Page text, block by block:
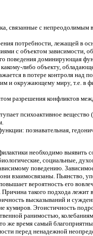
связанные с
потребности, лежащей в
с объектом зависимости,
поведения доминирующая
либо объекту,
в потере контроля над
и окружающему миру, т.е. в
разрешения конфликтов
психоактивное вещество
познавательная,
необходимо
социальные,
поведению.
взаимосвязаны. Пьянство,
вероятность его
такого подхода
высказываний и
кумиров. Эгоистичность
ранимостью,
же время самый
перед ненадежной